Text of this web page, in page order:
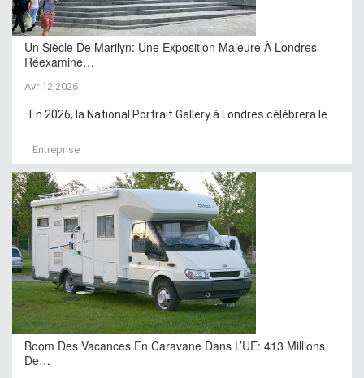
Un Siècle De Marilyn: Une Exposition Majeure À Londres
Réexamine…
Avr 12,2026
En 2026, la National Portrait Gallery à Londres célébrera le...
Entreprise
Boom Des Vacances En Caravane Dans L’UE: 413 Millions
De…